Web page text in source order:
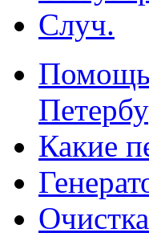
Случ.
Помощь
Какие